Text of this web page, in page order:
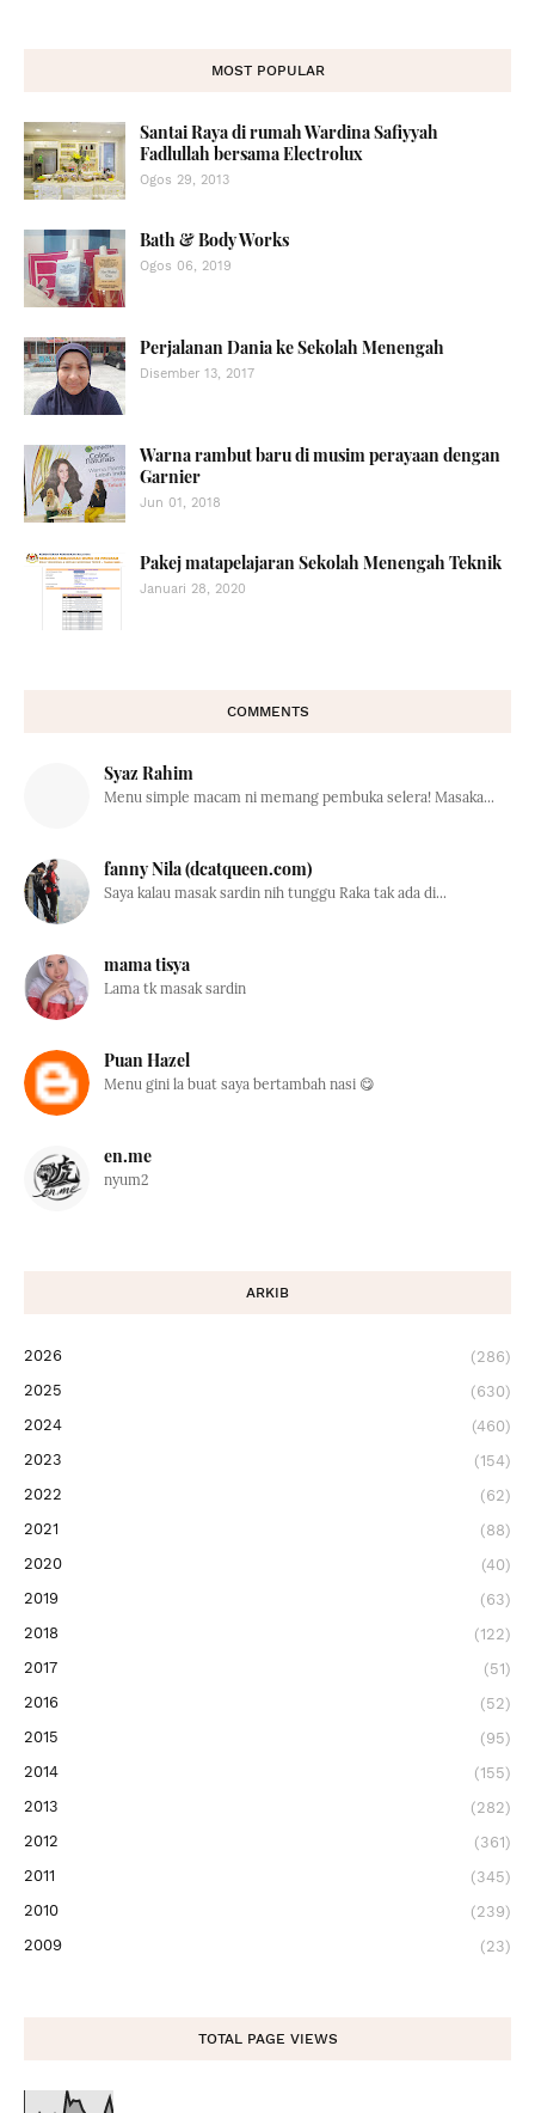
MOST POPULAR
Santai Raya di rumah Wardina Safiyyah
Fadlullah bersama Electrolux
Ogos 29, 2013
Bath & Body Works
Ogos 06, 2019
Perjalanan Dania ke Sekolah Menengah
Disember 13, 2017
Warna rambut baru di musim perayaan dengan
Garnier
Jun 01, 2018
Pakej matapelajaran Sekolah Menengah Teknik
Januari 28, 2020
COMMENTS
Syaz Rahim
Menu simple macam ni memang pembuka selera! Masaka...
fanny Nila (dcatqueen.com)
Saya kalau masak sardin nih tunggu Raka tak ada di...
mama tisya
Lama tk masak sardin
Puan Hazel
Menu gini la buat saya bertambah nasi 😋
en.me
nyum2
ARKIB
2026
(286)
2025
(630)
2024
(460)
2023
(154)
2022
(62)
2021
(88)
2020
(40)
2019
(63)
2018
(122)
2017
(51)
2016
(52)
2015
(95)
2014
(155)
2013
(282)
2012
(361)
2011
(345)
2010
(239)
2009
(23)
TOTAL PAGE VIEWS